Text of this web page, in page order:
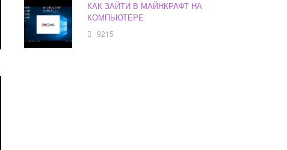
КАК ЗАЙТИ В МАЙНКРАФТ НА
КОМПЬЮТЕРЕ
9215